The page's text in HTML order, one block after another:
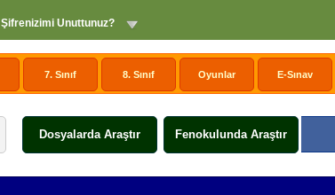
Şifrenizimi Unuttunuz?
7. Sınıf 8. Sınıf Oyunlar E-Sınav
Dosyalarda Araştır Fenokulunda Araştır